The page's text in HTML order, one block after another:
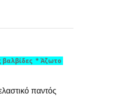
βαλβίδες * Άζωτο
παντός